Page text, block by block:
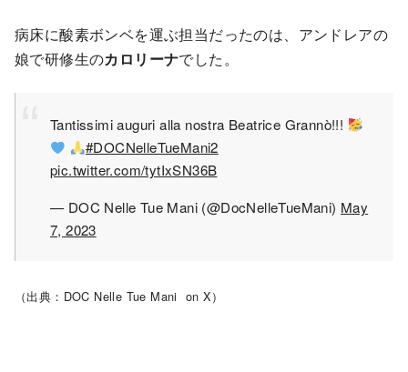
病床に酸素ボンベを運ぶ担当だったのは、アンドレアの
娘で研修生のカロリーナでした。
Tantissimi auguri alla nostra Beatrice Grannò!!!
#DOCNelleTueMani2
pic.twitter.com/tytIxSN36B
— DOC Nelle Tue Mani (@DocNelleTueMani) May
7, 2023
（出典：DOC Nelle Tue Mani on X）